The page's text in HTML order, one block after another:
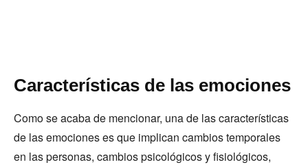
Características de las emociones
Como se acaba de mencionar, una de las características
de las emociones es que implican cambios temporales
en las personas, cambios psicológicos y fisiológicos,